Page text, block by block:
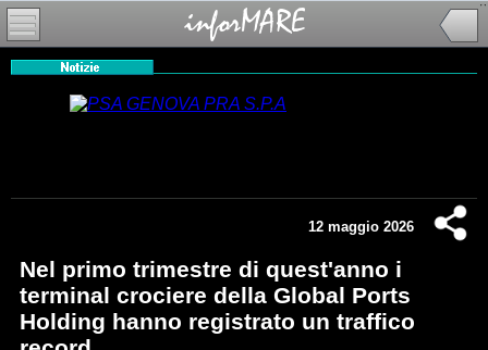
12 maggio 2026
Nel primo trimestre di quest'anno i
terminal crociere della Global Ports
Holding hanno registrato un traffico